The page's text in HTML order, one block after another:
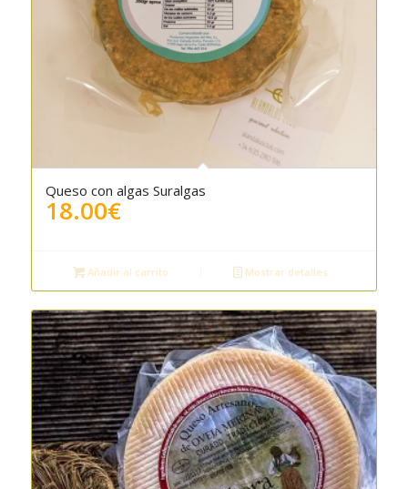
5.00
Queso con algas Suralgas
18.00€
Añadir al carrito Mostrar detalles